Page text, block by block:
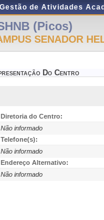
de Atividades
(Picos)
SENADOR
Do Centro
Diretoria do Centro:
Não informado
Telefone(s):
Não informado
Endereço Alternativo:
Não informado